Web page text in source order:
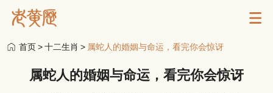
首页>十二生肖 > 属蛇人的婚姻与命运，看完你会惊讶
属蛇人的婚姻与命运，看完你会惊讶